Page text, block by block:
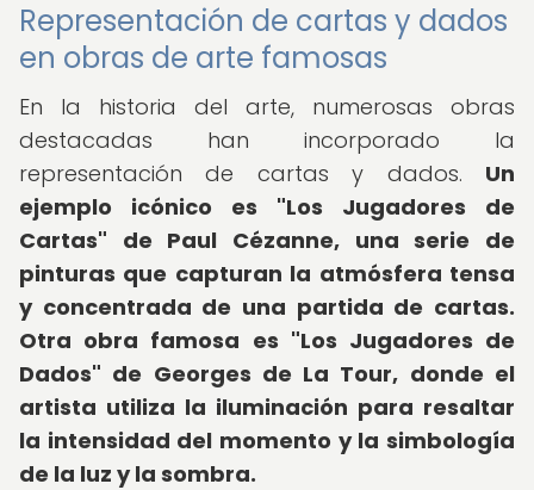
Representación de cartas y dados
en obras de arte famosas
En la historia del arte, numerosas obras
destacadas han incorporado la
representación de cartas y dados. Un
ejemplo icónico es "Los Jugadores de
Cartas" de Paul Cézanne, una serie de
pinturas que capturan la atmósfera tensa
y concentrada de una partida de cartas.
Otra obra famosa es "Los Jugadores de
Dados" de Georges de La Tour, donde el
artista utiliza la iluminación para resaltar
la intensidad del momento y la simbología
de la luz y la sombra.